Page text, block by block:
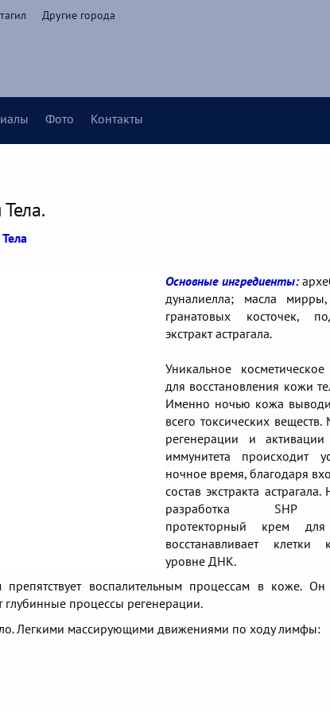
Другие города
Фото Контакты
Основные ингредиенты:
дуналиелла; масла
гранатовых косточек,
экстракт астрагала.
Уникальное косметическое
для восстановления кожи
Именно ночью кожа
всего токсических
регенерации и
иммунитета происходит
ночное время, благодаря
состав экстракта
разработка SHP
протекторный крем
восстанавливает
уровне ДНК.
воспалительным процессам в коже. Он
глубинные процессы регенерации.
Легкими массирующими движениями по ходу лимфы: